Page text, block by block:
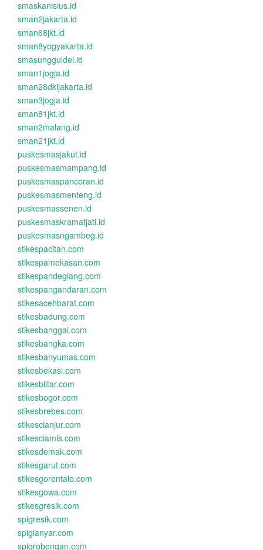
smaskanisius.id
sman2jakarta.id
sman68jkt.id
sman8yogyakarta.id
smasungguldel.id
sman1jogja.id
sman28dkijakarta.id
sman3jogja.id
sman81jkt.id
sman2malang.id
sman21jkt.id
puskesmasjakut.id
puskesmasmampang.id
puskesmaspancoran.id
puskesmasmenteng.id
puskesmassenen.id
puskesmaskramatjati.id
puskesmasngambeg.id
stikespacitan.com
stikespamekasan.com
stikespandeglang.com
stikespangandaran.com
stikesacehbarat.com
stikesbadung.com
stikesbanggai.com
stikesbangka.com
stikesbanyumas.com
stikesbekasi.com
stikesblitar.com
stikesbogor.com
stikesbrebes.com
stikescianjur.com
stikesciamis.com
stikesdemak.com
stikesgarut.com
stikesgorontalo.com
stikesgowa.com
stikesgresik.com
spigresik.com
spigianyar.com
spigrobongan.com